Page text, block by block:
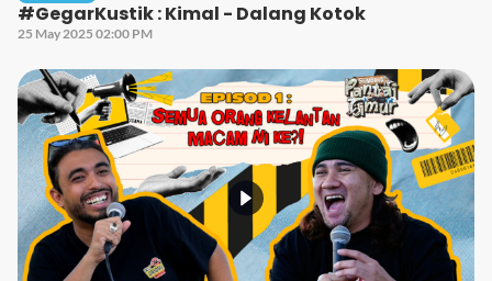
#GegarKustik : Kimal - Dalang Kotok
25 May 2025 02:00 PM